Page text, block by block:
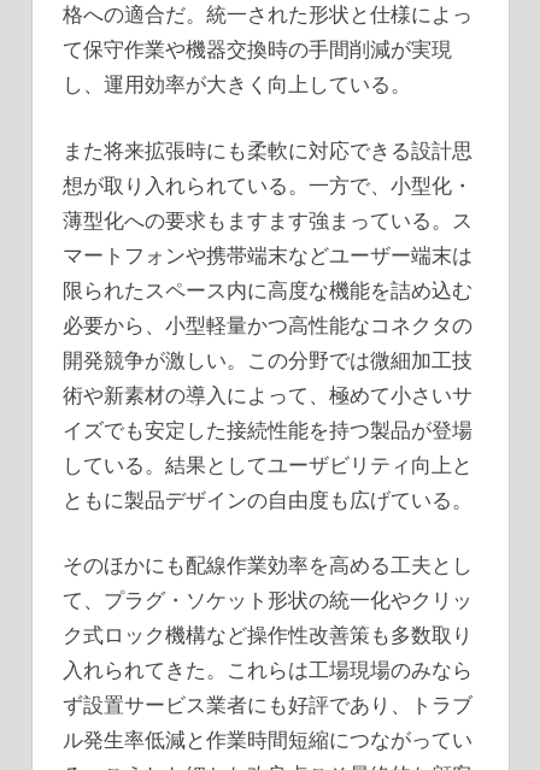
格への適合だ。統一された形状と仕様によっ
て保守作業や機器交換時の手間削減が実現
し、運用効率が大きく向上している。
また将来拡張時にも柔軟に対応できる設計思
想が取り入れられている。一方で、小型化・
薄型化への要求もますます強まっている。ス
マートフォンや携帯端末などユーザー端末は
限られたスペース内に高度な機能を詰め込む
必要から、小型軽量かつ高性能なコネクタの
開発競争が激しい。この分野では微細加工技
術や新素材の導入によって、極めて小さいサ
イズでも安定した接続性能を持つ製品が登場
している。結果としてユーザビリティ向上と
ともに製品デザインの自由度も広げている。
そのほかにも配線作業効率を高める工夫とし
て、プラグ・ソケット形状の統一化やクリッ
ク式ロック機構など操作性改善策も多数取り
入れられてきた。これらは工場現場のみなら
ず設置サービス業者にも好評であり、トラブ
ル発生率低減と作業時間短縮につながってい